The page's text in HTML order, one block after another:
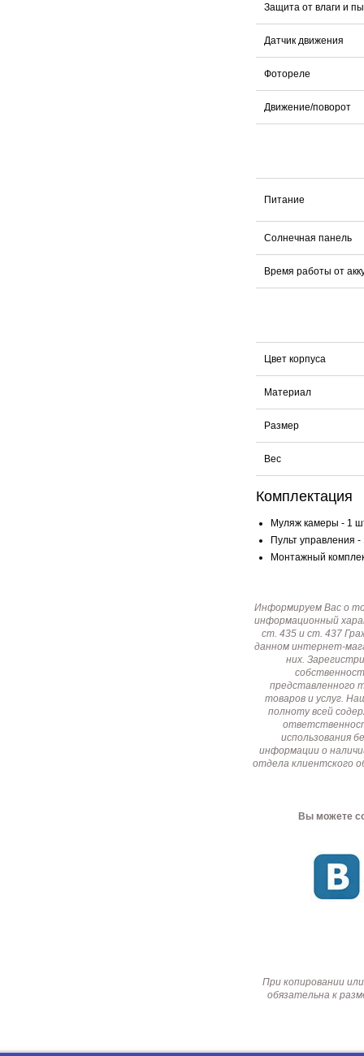
Защита от влаги и
Датчик движения
Фотореле
Движение/поворот
Питание
Солнечная панель
Время работы от
Цвет корпуса
Материал
Размер
Вес
Комплектация
Муляж камеры - 1
Пульт управления -
Монтажный
Информируем Вас о
информационный
ст. 435 и ст. 437
данном интернет-
них.
представленного
товаров и услуг.
полноту всей
использования
информации о
отдела клиентского
Вы можете
При копировании
обязательна к